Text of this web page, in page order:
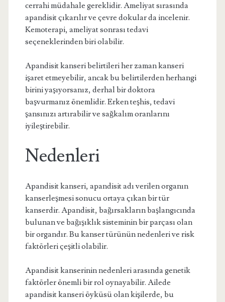
cerrahi müdahale gereklidir. Ameliyat sırasında
apandisit çıkarılır ve çevre dokular da incelenir.
Kemoterapi, ameliyat sonrası tedavi
seçeneklerinden biri olabilir.
Apandisit kanseri belirtileri her zaman kanseri
işaret etmeyebilir, ancak bu belirtilerden herhangi
birini yaşıyorsanız, derhal bir doktora
başvurmanız önemlidir. Erken teşhis, tedavi
şansınızı artırabilir ve sağkalım oranlarını
iyileştirebilir.
Nedenleri
Apandisit kanseri, apandisit adı verilen organın
kanserleşmesi sonucu ortaya çıkan bir tür
kanserdir. Apandisit, bağırsakların başlangıcında
bulunan ve bağışıklık sisteminin bir parçası olan
bir organdır. Bu kanser türünün nedenleri ve risk
faktörleri çeşitli olabilir.
Apandisit kanserinin nedenleri arasında genetik
faktörler önemli bir rol oynayabilir. Ailede
apandisit kanseri öyküsü olan kişilerde, bu